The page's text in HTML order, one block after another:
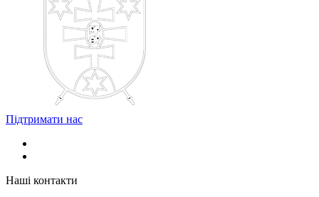
Підтримати нас
Наші контакти